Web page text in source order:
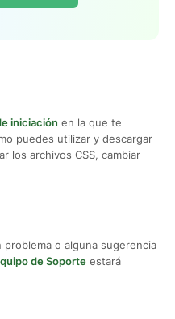
iniciación en la que te
puedes utilizar y descargar
los archivos CSS, cambiar
o alguna sugerencia
de Soporte estará